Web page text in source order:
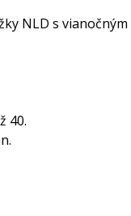
NLD s
40.